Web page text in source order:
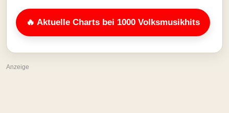
🔥 Aktuelle Charts bei 1000 Volksmusikhits
Anzeige